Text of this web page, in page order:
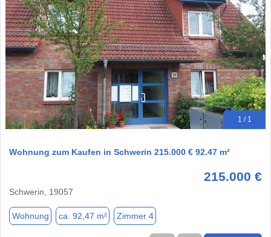
1 / 1
Wohnung zum Kaufen in Schwerin 215.000 € 92.47 m²
215.000 €
Schwerin, 19057
Wohnung ca. 92,47 m² Zimmer 4